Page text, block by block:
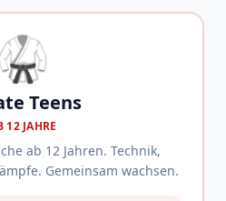
Teens
12 JAHRE
ab 12 Jahren. Technik,
Gemeinsam wachsen.